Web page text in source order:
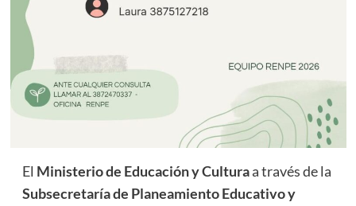
El Ministerio de Educación y Culturaa través de la
Subsecretaría de Planeamiento Educativo y